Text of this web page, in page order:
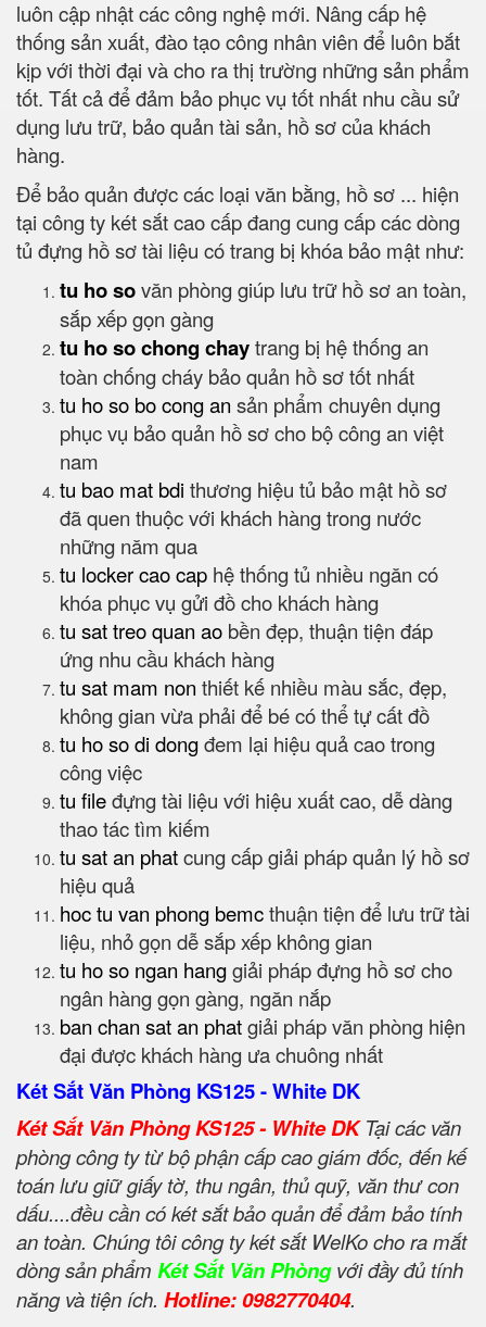
luôn cập nhật các công nghệ mới. Nâng cấp hệ
thống sản xuất, đào tạo công nhân viên để luôn bắt
kịp với thời đại và cho ra thị trường những sản phẩm
tốt. Tất cả để đảm bảo phục vụ tốt nhất nhu cầu sử
dụng lưu trữ, bảo quản tài sản, hồ sơ của khách
hàng.
Để bảo quản được các loại văn bằng, hồ sơ ... hiện
tại công ty két sắt cao cấp đang cung cấp các dòng
tủ đựng hồ sơ tài liệu có trang bị khóa bảo mật như:
tu ho sovăn phòng giúp lưu trữ hồ sơ an toàn,
sắp xếp gọn gàng
tu ho so chong chaytrang bị hệ thống an
toàn chống cháy bảo quản hồ sơ tốt nhất
tu ho so bo cong an sản phẩm chuyên dụng
phục vụ bảo quản hồ sơ cho bộ công an việt
nam
tu bao mat bdi thương hiệu tủ bảo mật hồ sơ
đã quen thuộc với khách hàng trong nước
những năm qua
tu locker cao cap hệ thống tủ nhiều ngăn có
khóa phục vụ gửi đồ cho khách hàng
tu sat treo quan ao bền đẹp, thuận tiện đáp
ứng nhu cầu khách hàng
tu sat mam non thiết kế nhiều màu sắc, đẹp,
không gian vừa phải để bé có thể tự cất đồ
tu ho so di dongđem lại hiệu quả cao trong
công việc
tu fileđựng tài liệu với hiệu xuất cao, dễ dàng
thao tác tìm kiếm
tu sat an phatcung cấp giải pháp quản lý hồ sơ
hiệu quả
hoc tu van phong bemcthuận tiện để lưu trữ tài
liệu, nhỏ gọn dễ sắp xếp không gian
tu ho so ngan hanggiải pháp đựng hồ sơ cho
ngân hàng gọn gàng, ngăn nắp
ban chan sat an phatgiải pháp văn phòng hiện
đại được khách hàng ưa chuông nhất
Két Sắt Văn Phòng KS125 - White DK
Két Sắt Văn Phòng KS125 - White DKTại các văn
phòng công ty từ bộ phận cấp cao giám đốc, đến kế
toán lưu giữ giấy tờ, thu ngân, thủ quỹ, văn thư con
dấu....đều cần có két sắt bảo quản để đảm bảo tính
an toàn. Chúng tôi công ty két sắt WelKo cho ra mắt
dòng sản phẩm Két Sắt Văn Phòngvới đầy đủ tính
năng và tiện ích. Hotline: 0982770404.